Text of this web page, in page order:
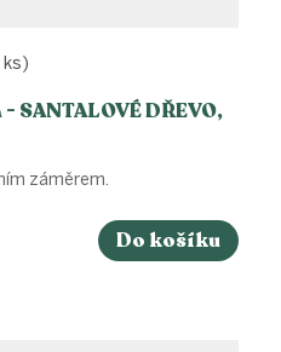
SANTALOVÉ DŘEVO,
ks)
Do košíku
záměrem.